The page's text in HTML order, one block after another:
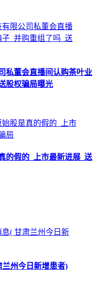
私董会直播间认购茶叶业
股权骗局曝光
的假的_上市最新进展_送
州今日新增患者)